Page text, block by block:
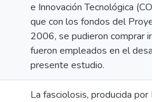
e Innovación Tecnológica
que con los fondos del
2006, se pudieron comprar
fueron empleados en el
presente estudio.
La fasciolosis, producida por